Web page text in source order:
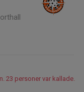
23 personer var kallade.